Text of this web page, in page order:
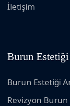
İletişim
Burun Estetiği
Burun Estetiği
Revizyon Burun